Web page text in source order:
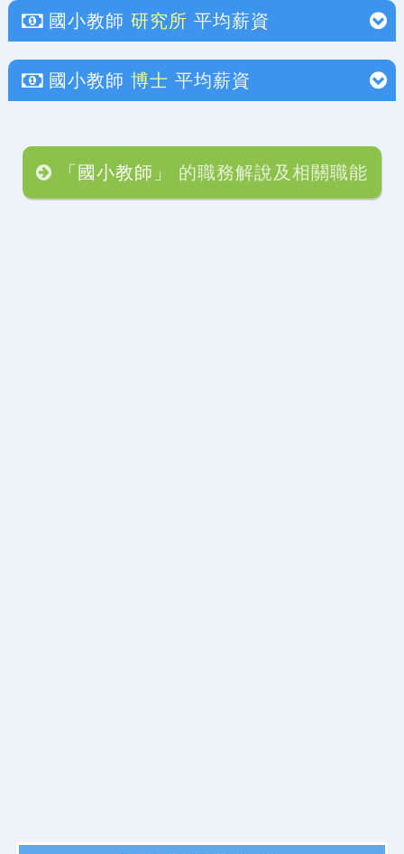
國小教師 研究所 平均薪資
國小教師 博士 平均薪資
「國小教師」 的職務解說及相關職能